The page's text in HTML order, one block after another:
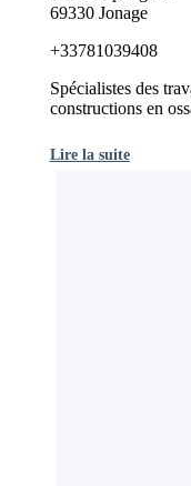
69330 Jonage
+33781039408
Spécialistes des
constructions en
Lire la suite